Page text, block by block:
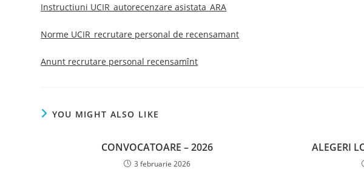
Instructiuni UCIR_autorecenzare asistata_ARA
Norme UCIR_recrutare personal de recensamant
Anunt recrutare personal recensamînt
YOU MIGHT ALSO LIKE
CONVOCATOARE – 2026
3 februarie 2026
ALEGERI